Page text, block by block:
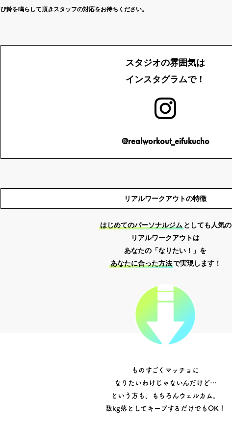
び鈴を鳴らして頂きスタッフの対応をお待ちください。
スタジオの雰囲気は
インスタグラムで！
@realworkout_eifukucho
リアルワークアウトの特徴
はじめてのパーソナルジム としても人気の
リアルワークアウトは
あなたの「なりたい！」を
あなたに合った方法で実現します！
ものすごくマッチョに
なりたいわけじゃないんだけど…
という方も、もちろんウェルカム。
数kg落としてキープするだけでもOK！